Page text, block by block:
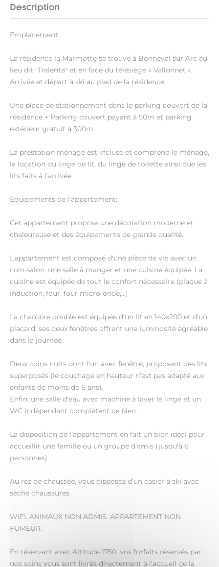
Description
Emplacement:
La résidence la Marmotte se trouve à Bonneval sur Arc au
lieu dit "Tralenta" et en face du télésiège « Vallonnet ».
Arrivée et départ à ski au pied de la résidence.
Une place de stationnement dans le parking couvert de la
résidence + Parking couvert payant à 50m et parking
extérieur gratuit à 300m.
La prestation ménage est incluse et comprend le ménage,
la location du linge de lit, du linge de toilette ainsi que les
lits faits à l'arrivée.
Équipements de l’appartement:
Cet appartement propose une décoration moderne et
chaleureuse et des équipements de grande qualité.
L’appartement est composé d'une pièce de vie avec un
coin salon, une salle à manger et une cuisine équipée. La
cuisine est équipée de tout le confort nécessaire (plaque à
induction, four, four micro-onde,...)
La chambre double est équipée d’un lit en 140x200 et d'un
placard, ses deux fenêtres offrent une luminosité agréable
dans la journée.
Deux coins nuits dont l'un avec fenêtre, proposent des lits
superposés (le couchage en hauteur n’est pas adapté aux
enfants de moins de 6 ans).
Enfin, une salle d'eau avec machine à laver le linge et un
WC indépendant complètent ce bien.
La disposition de l'appartement en fait un bien idéal pour
accueillir une famille ou un groupe d'amis (jusqu'à 6
personnes).
Au rez de chaussée, vous disposez d’un casier à ski avec
sèche chaussures.
WIFI. ANIMAUX NON ADMIS. APPARTEMENT NON
FUMEUR.
En réservant avec Altitude 1750, vos forfaits réservés par
nos soins vous sont livrés directement à l'accueil de la